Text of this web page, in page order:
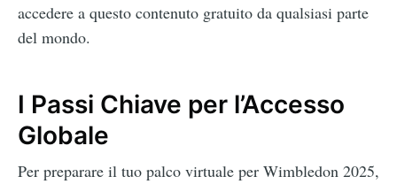
accedere a questo contenuto gratuito da qualsiasi parte
del mondo.
I Passi Chiave per l’Accesso
Globale
Per preparare il tuo palco virtuale per Wimbledon 2025,